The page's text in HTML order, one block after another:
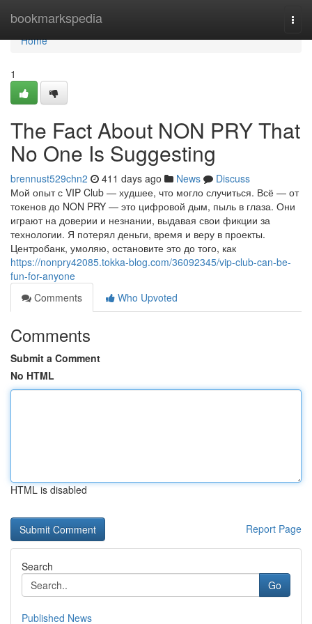
bookmarkspedia
Home
Home
1
The Fact About NON PRY That
No One Is Suggesting
brennust529chn2 411 days ago News
Discuss
Мой опыт с VIP Club — худшее, что могло случиться. Всё — от
токенов до NON PRY — это цифровой дым, пыль в глаза. Они
играют на доверии и незнании, выдавая свои фикции за
технологии. Я потерял деньги, время и веру в проекты.
Центробанк, умоляю, остановите это до того, как
https://nonpry42085.tokka-blog.com/36092345/vip-club-can-be-
fun-for-anyone
Comments
Who Upvoted
Comments
Submit a Comment
No HTML
HTML is disabled
Report Page
Search
Go
Published News